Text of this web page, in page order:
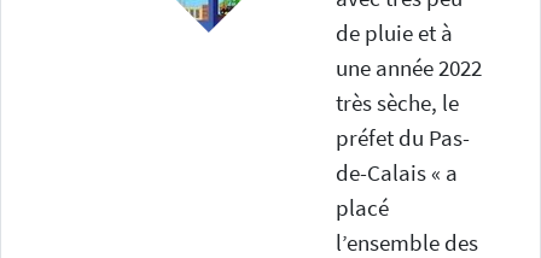
de pluie et à
une année 2022
très sèche, le
préfet du Pas-
de-Calais « a
placé
l’ensemble des